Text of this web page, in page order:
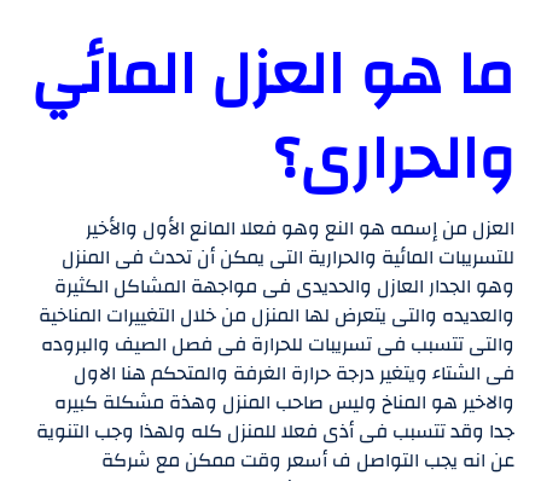
ما هو العزل المائي
والحرارى؟
العزل من إسمه هو النع وهو فعلا المانع الأول والأخير
للتسريبات المائية والحرارية التى يمكن أن تحدث فى المنزل
وهو الجدار العازل والحديدى فى مواجهة المشاكل الكثيرة
والعديده والتى يتعرض لها المنزل من خلال التغييرات المناخية
والتى تتسبب فى تسريبات للحرارة فى فصل الصيف والبروده
فى الشتاء ويتغير درجة حرارة الغرفة والمتحكم هنا الاول
والاخير هو المناخ وليس صاحب المنزل وهذة مشكلة كبيره
جدا وقد تتسبب فى أذى فعلا للمنزل كله ولهذا وجب التنوية
عن انه يجب التواصل ف أسعر وقت ممكن مع شركة